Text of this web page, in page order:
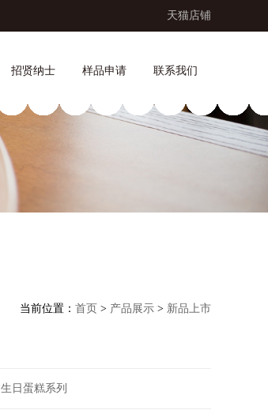
天猫店铺
招贤纳士 样品申请 联系我们
当前位置： 首页 > 产品展示 > 新品上市
生日蛋糕系列